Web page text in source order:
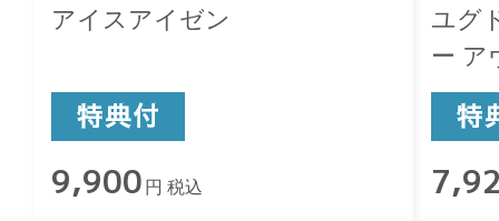
アイスアイゼン
9,900 円 税込
ユグ
ー ア